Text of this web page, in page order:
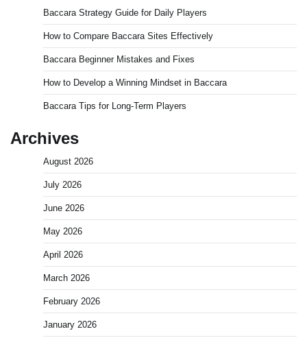
Baccara Strategy Guide for Daily Players
How to Compare Baccara Sites Effectively
Baccara Beginner Mistakes and Fixes
How to Develop a Winning Mindset in Baccara
Baccara Tips for Long-Term Players
Archives
August 2026
July 2026
June 2026
May 2026
April 2026
March 2026
February 2026
January 2026